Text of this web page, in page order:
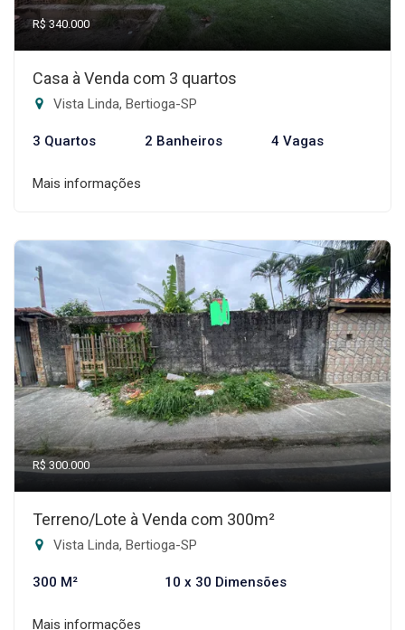
R$ 340.000
Casa à Venda com 3 quartos
Vista Linda, Bertioga-SP
3 Quartos 2 Banheiros 4 Vagas
Mais informações
R$ 300.000
Terreno/Lote à Venda com 300m²
Vista Linda, Bertioga-SP
300 M² 10 x 30 Dimensões
Mais informações